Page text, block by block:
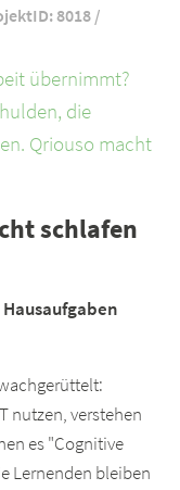
8018 /
übernimmt?
die
Qriouso macht
schlafen
nutzen, verstehen
es "Cognitive
Lernenden bleiben